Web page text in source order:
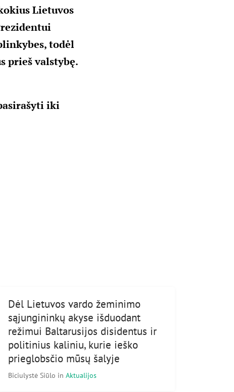
Lietuvos
todėl
prieš valstybę.
iki
Dėl Lietuvos vardo žeminimo
sąjungininkų akyse išduodant
režimui Baltarusijos disidentus ir
politinius kaliniu, kurie ieško
prieglobsčio mūsų šalyje
Biciulystė Siūlo in Aktualijos